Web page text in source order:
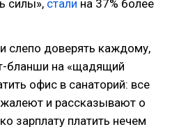
силы», стали на 37% более
слепо доверять каждому,
бланши на «щадящий
офис в санаторий: все
и рассказывают о
зарплату платить нечем